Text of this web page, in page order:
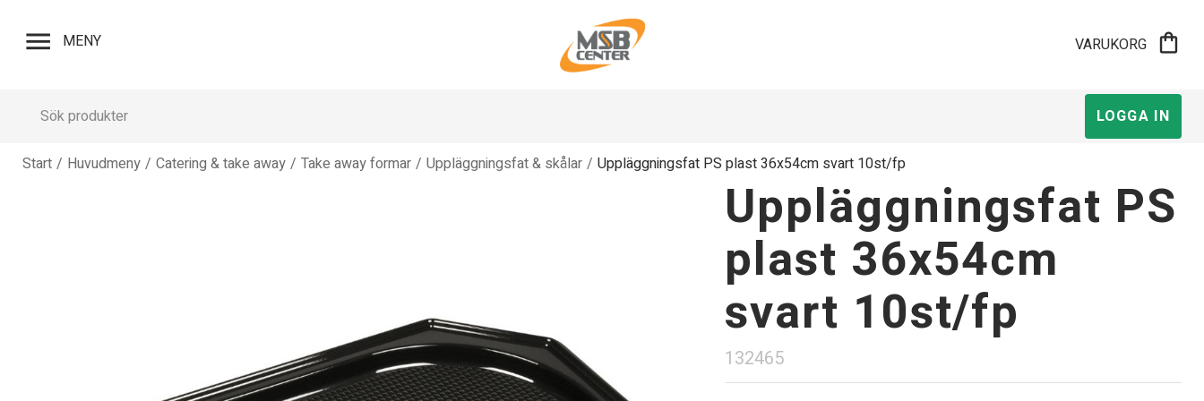
menu MENY VARUKORG shopping_bag
LOGGA IN
Start / Huvudmeny / Catering & take away / Take away formar / Uppläggningsfat & skålar / Uppläggningsfat PS plast 36x54cm svart 10st/fp
Uppläggningsfat PS
plast 36x54cm
svart 10st/fp
132465